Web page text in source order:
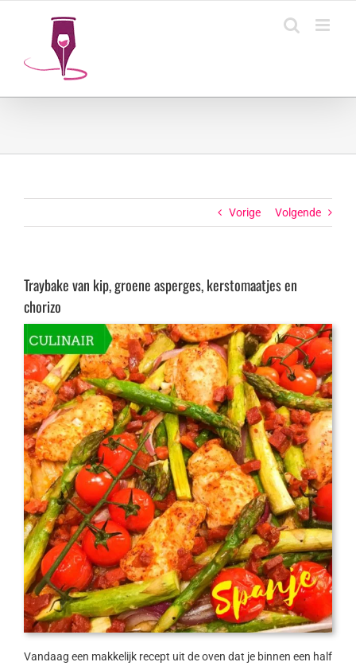
Vorige Volgende
Traybake van kip, groene asperges, kerstomaatjes en
chorizo
Vandaag een makkelijk recept uit de oven dat je binnen een half